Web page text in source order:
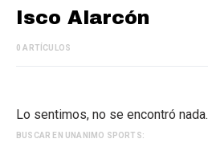
Isco Alarcón
0 ARTÍCULOS
Lo sentimos, no se encontró nada.
BUSCAR EN UNANIMO SPORTS: